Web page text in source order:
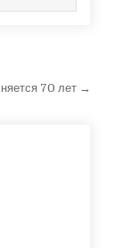
70 лет →